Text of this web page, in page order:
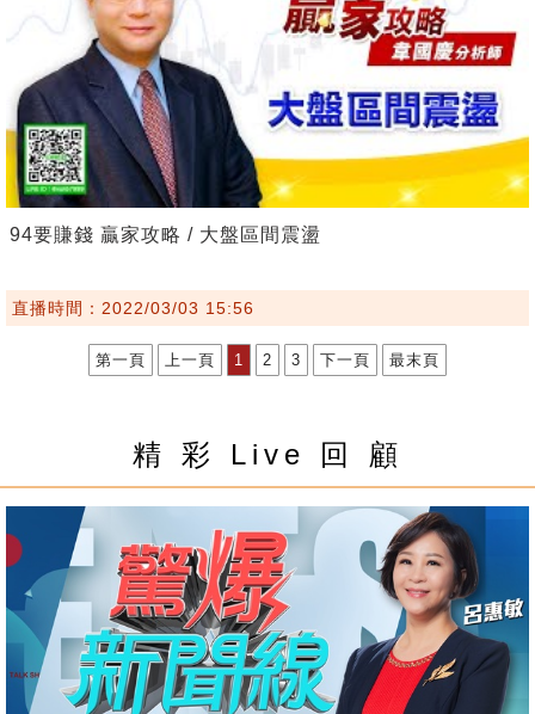
94要賺錢 贏家攻略 / 大盤區間震盪
直播時間：2022/03/03 15:56
第一頁 上一頁 1 2 3 下一頁 最末頁
精 彩 Live 回 顧